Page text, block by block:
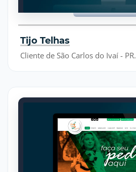
Tijo Telhas
Cliente de São Carlos do Ivaí - PR.